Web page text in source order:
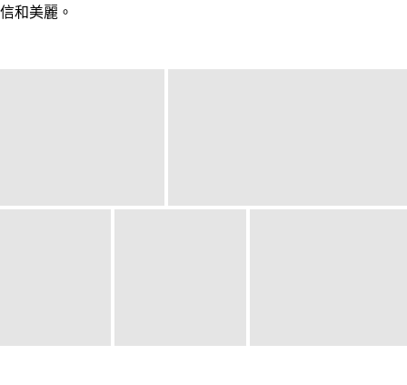
信和美麗。